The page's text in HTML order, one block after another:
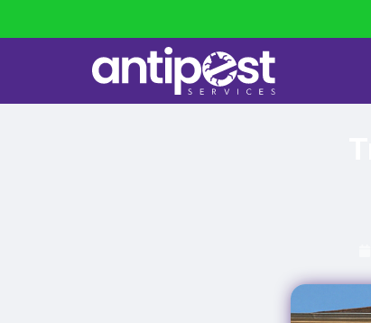
Punaises de lit